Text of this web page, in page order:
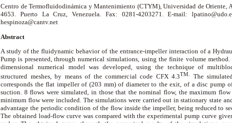
Centro de Termofluidodinámica y Mantenimiento (CTYM), Universidad de Oriente,
4653. Puerto La Cruz, Venezuela. Fax: 0281-4203271. E-mail:
hespinoza@cantv.net
Abstract
A study of the fluidynamic behavior of the entrance-impeller interaction of a
Pump is presented, through numerical simulations, using the finite volume method.
dimensional numerical model was developed, using the technique of
structured meshes, by means of the commercial code CFX 4.3TM.
The
corresponds the flat impeller of (203 mm) of diameter to the exit, of a disc pump
suction. 8 flows were simulated, in those that the nominal flow, the maximum flow
minimum flow were included. The simulations were carried out in stationary state
advantage the periodic condition of the flow inside the impeller, being reduced to
The obtained load-flow curve was compared with the experimental pump curve